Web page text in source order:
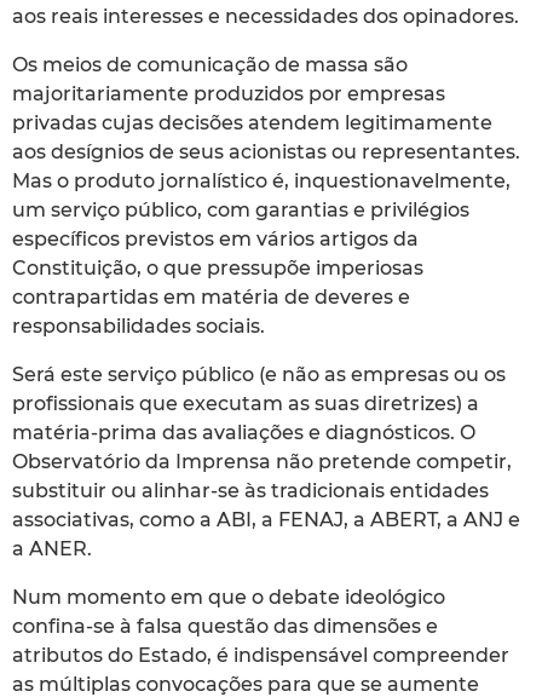
aos reais interesses e necessidades dos opinadores.
Os meios de comunicação de massa são
majoritariamente produzidos por empresas
privadas cujas decisões atendem legitimamente
aos desígnios de seus acionistas ou representantes.
Mas o produto jornalístico é, inquestionavelmente,
um serviço público, com garantias e privilégios
específicos previstos em vários artigos da
Constituição, o que pressupõe imperiosas
contrapartidas em matéria de deveres e
responsabilidades sociais.
Será este serviço público (e não as empresas ou os
profissionais que executam as suas diretrizes) a
matéria-prima das avaliações e diagnósticos. O
Observatório da Imprensa não pretende competir,
substituir ou alinhar-se às tradicionais entidades
associativas, como a ABI, a FENAJ, a ABERT, a ANJ e
a ANER.
Num momento em que o debate ideológico
confina-se à falsa questão das dimensões e
atributos do Estado, é indispensável compreender
as múltiplas convocações para que se aumente